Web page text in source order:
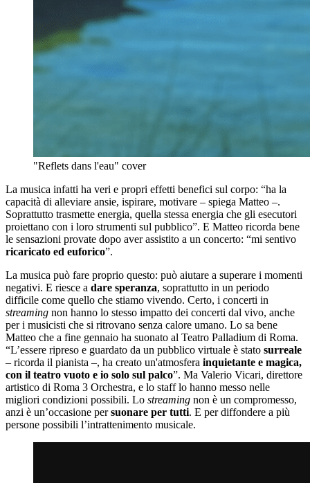
"Reflets dans l'eau" cover
La musica infatti ha veri e propri effetti benefici sul corpo: “ha la
capacità di alleviare ansie, ispirare, motivare – spiega Matteo –.
Soprattutto trasmette energia, quella stessa energia che gli esecutori
proiettano con i loro strumenti sul pubblico”. E Matteo ricorda bene
le sensazioni provate dopo aver assistito a un concerto: “mi sentivo
ricaricato ed euforico”.
La musica può fare proprio questo: può aiutare a superare i momenti
negativi. E riesce a dare speranza, soprattutto in un periodo
difficile come quello che stiamo vivendo. Certo, i concerti in
streaming non hanno lo stesso impatto dei concerti dal vivo, anche
per i musicisti che si ritrovano senza calore umano. Lo sa bene
Matteo che a fine gennaio ha suonato al Teatro Palladium di Roma.
“L’essere ripreso e guardato da un pubblico virtuale è stato surreale
– ricorda il pianista –, ha creato un'atmosfera inquietante e magica,
con il teatro vuoto e io solo sul palco”. Ma Valerio Vicari, direttore
artistico di Roma 3 Orchestra, e lo staff lo hanno messo nelle
migliori condizioni possibili. Lo streaming non è un compromesso,
anzi è un’occasione persuonare per tutti. E per diffondere a più
persone possibili l’intrattenimento musicale.